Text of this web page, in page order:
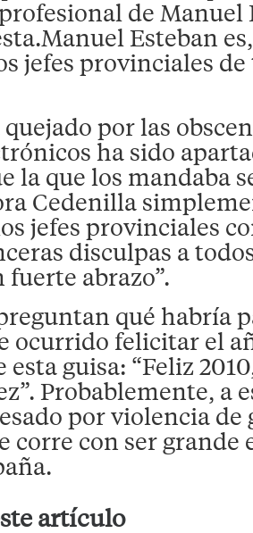
de Manuel
Esteban
jefes provinciales
por las
ha sido
la que los mandaba
Cedenilla
jefes provinciales
disculpas a
fuerte abrazo”.
qué habría
ocurrido felicitar el
esta guisa: “Feliz
Probablemente, a
por violencia de
corre con ser grande
artículo